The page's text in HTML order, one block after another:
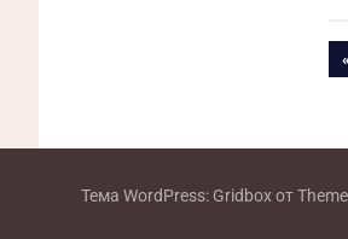
Тема WordPress: Gridbox от